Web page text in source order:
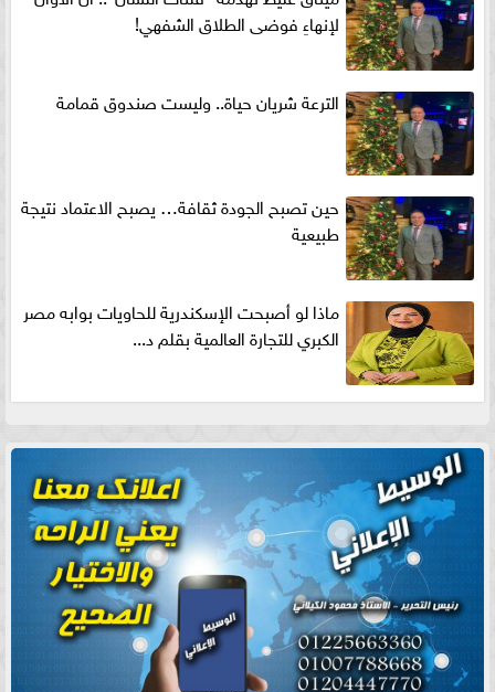
لإنهاءِ فوضى الطلاق الشفهي!
الترعة شريان حياة.. وليست صندوق قمامة
حين تصبح الجودة ثقافة… يصبح الاعتماد نتيجة
طبيعية
ماذا لو أصبحت الإسكندرية للحاويات بوابه مصر
الكبري للتجارة العالمية بقلم د...